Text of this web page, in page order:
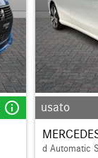
info_outline usato
d Automatic